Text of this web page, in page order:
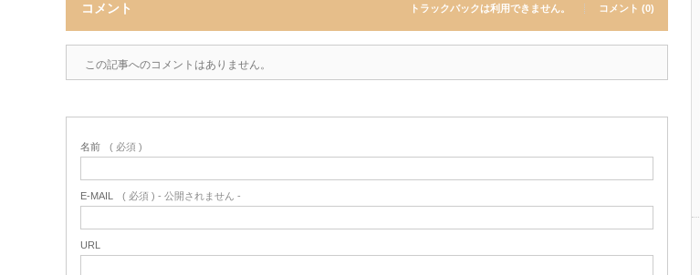
コメント トラックバックは利用できません。 コメント (0)
この記事へのコメントはありません。
名前 ( 必須 )
E-MAIL ( 必須 ) - 公開されません -
URL